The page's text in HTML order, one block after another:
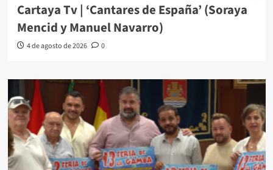
Cartaya Tv | ‘Cantares de España’ (Soraya
Mencid y Manuel Navarro)
4 de agosto de 2026 0